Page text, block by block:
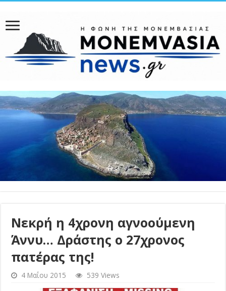
Νεκρή η 4χρονη αγνοούμενη
Άννυ… Δράστης ο 27χρονος
πατέρας της!
4 Μαΐου 2015 539 Views